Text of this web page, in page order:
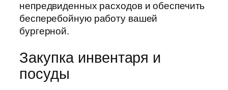
непредвиденных расходов и обеспечить
бесперебойную работу вашей
бургерной.
Закупка инвентаря и
посуды